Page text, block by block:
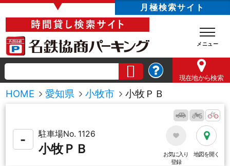
▼ 月極検索サイト
現在地から検索
HOME 愛知県 小牧市 小牧ＰＢ
- 駐車場No. 1126
小牧ＰＢ
お気に入り
登録
地図を開く